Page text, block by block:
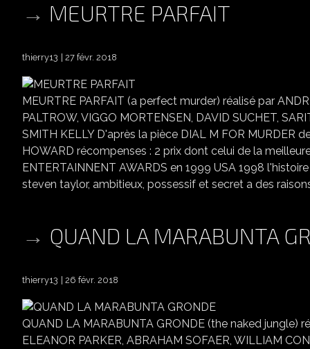
MEURTRE PARFAIT
thierry13 27 févr. 2018
MEURTRE PARFAIT (a perfect murder) réalisé par
PALTROW, VIGGO MORTENSEN, DAVID SUCHET,
SMITH KELLY D'après la pièce DIAL M FOR MURDER
HOWARD récompenses : 2 prix dont celui de la
ENTERTAINNENT AWARDS en 1999 USA 1998
steven taylor, ambitieux, possessif et secret a des
QUAND LA MARABUNTA
thierry13 26 févr. 2018
QUAND LA MARABUNTA GRONDE (the naked jungle)
ELEANOR PARKER, ABRAHAM SOFAER, WILLIAM